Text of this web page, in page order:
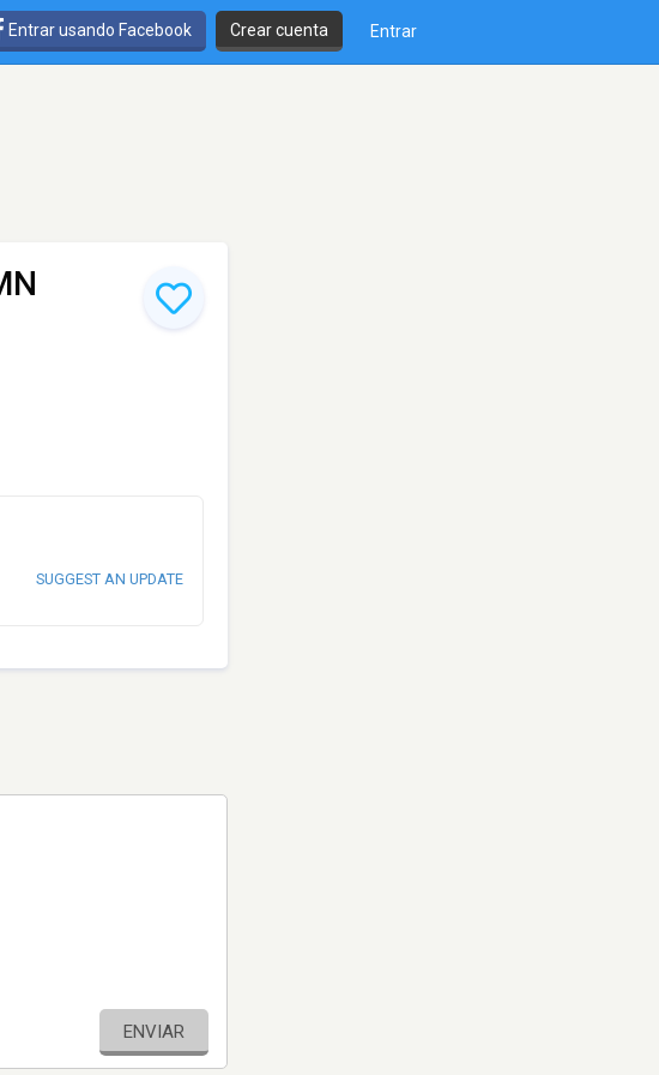
Entrar usando Facebook Crear cuenta Entrar
SUGGEST AN UPDATE
ENVIAR